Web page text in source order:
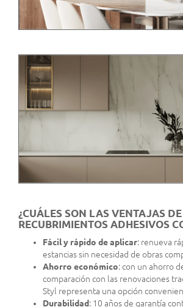
¿CUÁLES SON LAS VENTAJAS
RECUBRIMIENTOS ADHESIVOS
Fácil y rápido de aplicar: renueva
estancias sin necesidad de obras
Ahorro económico: con un ahorro
comparación con las renovaciones
Styl representa una opción
Durabilidad: 10 años de garantía